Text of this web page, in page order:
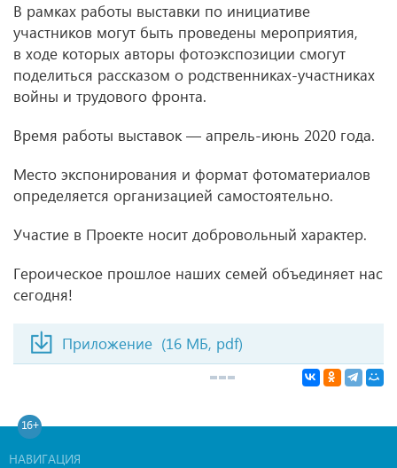
В рамках работы выставки по инициативе
участников могут быть проведены мероприятия,
в ходе которых авторы фотоэкспозиции смогут
поделиться рассказом о родственниках-участниках
войны и трудового фронта.
Время работы выставок — апрель-июнь 2020 года.
Место экспонирования и формат фотоматериалов
определяется организацией самостоятельно.
Участие в Проекте носит добровольный характер.
Героическое прошлое наших семей объединяет нас
сегодня!
Приложение (16 МБ, pdf)
16+
НАВИГАЦИЯ